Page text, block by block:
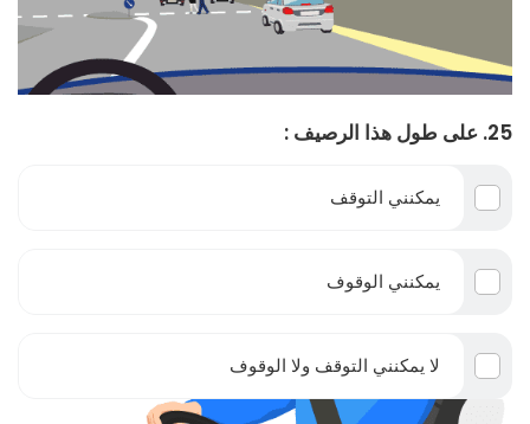
25. على طول هذا الرصيف :
يمكنني التوقف
يمكنني الوقوف
لا يمكنني التوقف ولا الوقوف